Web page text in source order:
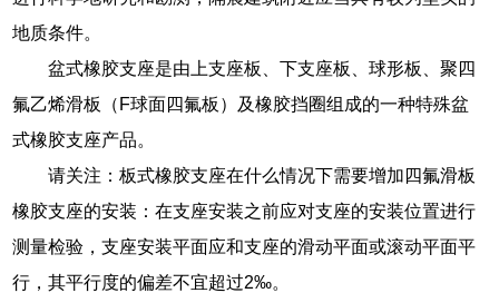
地质条件。
盆式橡胶支座是由上支座板、下支座板、球形板、聚四
氟乙烯滑板（F球面四氟板）及橡胶挡圈组成的一种特殊盆
式橡胶支座产品。
请关注：板式橡胶支座在什么情况下需要增加四氟滑板
橡胶支座的安装：在支座安装之前应对支座的安装位置进行
测量检验，支座安装平面应和支座的滑动平面或滚动平面平
行，其平行度的偏差不宜超过2‰。